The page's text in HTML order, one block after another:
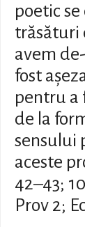
poetic
trăsături
avem
fost
pentru a
de la
sensului
aceste
42–43;
Prov 2;